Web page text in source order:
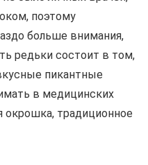
поэтому
больше внимания,
редьки состоит в том,
пикантные
в медицинских
окрошка, традиционное